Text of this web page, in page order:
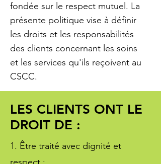
fondée sur le respect mutuel. La
présente politique vise à définir
les droits et les responsabilités
des clients concernant les soins
et les services qu'ils reçoivent au
CSCC.
LES CLIENTS ONT LE
DROIT DE :
1. Être traité avec dignité et